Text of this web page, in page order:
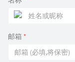
邮箱 *